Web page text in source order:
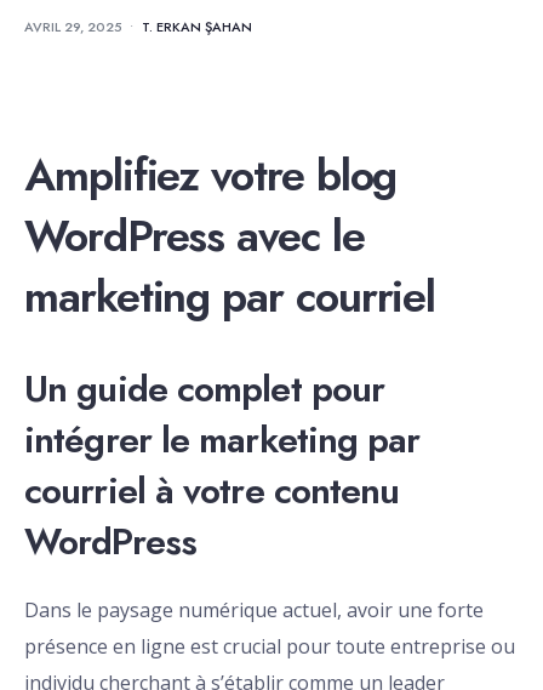
AVRIL 29, 2025 • T. ERKAN ŞAHAN
Amplifiez votre blog
WordPress avec le
marketing par courriel
Un guide complet pour
intégrer le marketing par
courriel à votre contenu
WordPress
Dans le paysage numérique actuel, avoir une forte
présence en ligne est crucial pour toute entreprise ou
individu cherchant à s’établir comme un leader